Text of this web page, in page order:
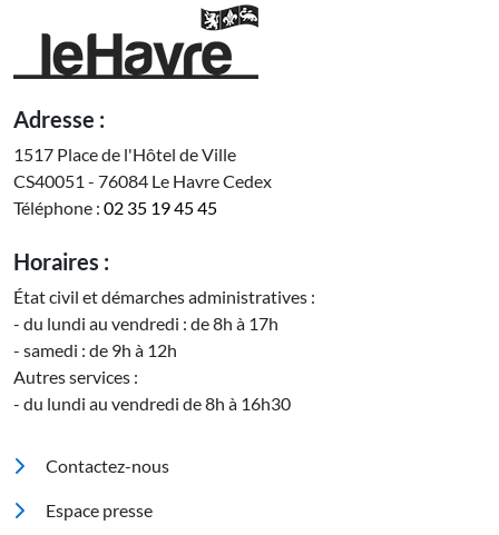
Adresse :
1517 Place de l'Hôtel de Ville
CS40051 - 76084 Le Havre Cedex
Téléphone : 02 35 19 45 45
Horaires :
État civil et démarches administratives :
- du lundi au vendredi : de 8h à 17h
- samedi : de 9h à 12h
Autres services :
- du lundi au vendredi de 8h à 16h30
Pied de page
Contactez-nous
Espace presse